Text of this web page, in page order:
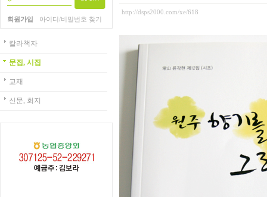
회원가입 아이디/비밀번호 찾기
칼라책자
문집, 시집
교재
신문, 회지
http://dsps2000.com/xe/618